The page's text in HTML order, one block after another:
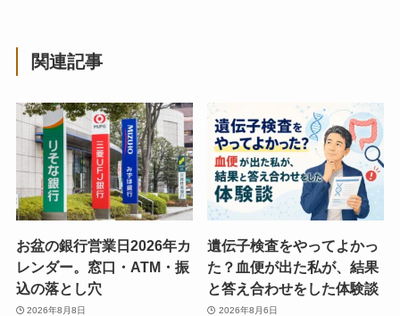
関連記事
お盆の銀行営業日2026年カ
レンダー。窓口・ATM・振
込の落とし穴
2026年8月8日
遺伝子検査をやってよかっ
た？血便が出た私が、結果
と答え合わせをした体験談
2026年8月6日